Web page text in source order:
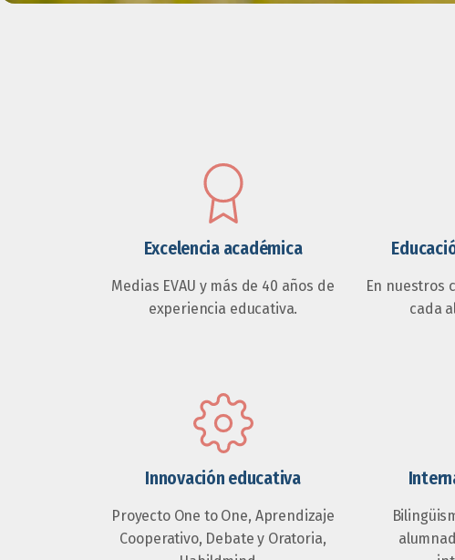
Excelencia académica
Medias EVAU y más de 40 años de
experiencia educativa.
En nuestros
cada
Innovación educativa
Proyecto One to One, Aprendizaje
Cooperativo, Debate y Oratoria,